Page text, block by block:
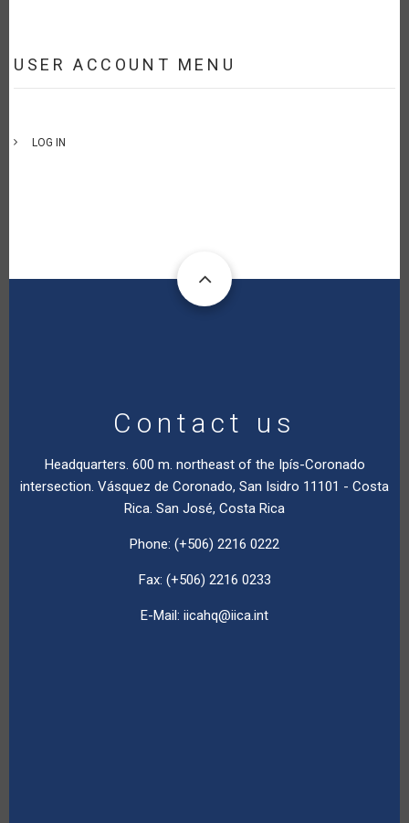
USER ACCOUNT MENU
LOG IN
Contact us
Headquarters. 600 m. northeast of the Ipís-Coronado
intersection. Vásquez de Coronado, San Isidro 11101 - Costa
Rica. San José, Costa Rica
Phone: (+506) 2216 0222
Fax: (+506) 2216 0233
E-Mail: iicahq@iica.int